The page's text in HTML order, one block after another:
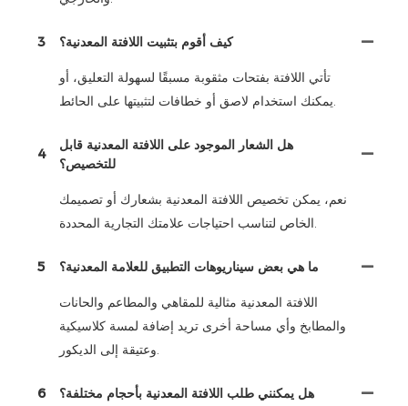
3 كيف أقوم بتثبيت اللافتة المعدنية؟
تأتي اللافتة بفتحات مثقوبة مسبقًا لسهولة التعليق، أو
4
هل الشعار الموجود على اللافتة المعدنية قابل
للتخصيص؟
نعم، يمكن تخصيص اللافتة المعدنية بشعارك أو تصميمك
5 ما هي بعض سيناريوهات التطبيق للعلامة المعدنية؟
اللافتة المعدنية مثالية للمقاهي والمطاعم والحانات
والمطابخ وأي مساحة أخرى تريد إضافة لمسة كلاسيكية
6 هل يمكنني طلب اللافتة المعدنية بأحجام مختلفة؟